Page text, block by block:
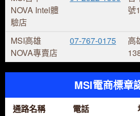
NOVA Intel體
驗店
號
MSI高雄
NOVA專賣店
07-767-0175
高
MSI電商標章
通路名稱 電話